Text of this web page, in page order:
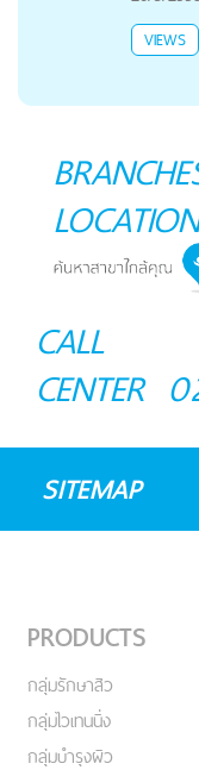
VIEWS
LOCATION
CALL
CENTER
SITEMAP
PRODUCTS
กลุ่มรักษาสิว
กลุ่มไวเทนนิ่ง
กลุ่มบำรุงผิว